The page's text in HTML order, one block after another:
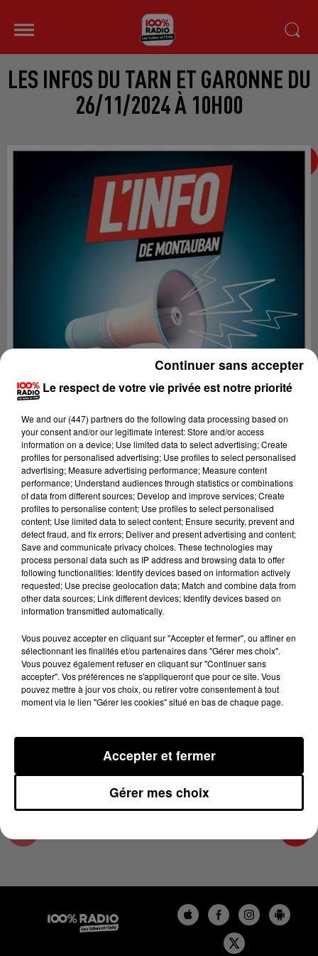
LES INFOS DU TARN ET GARONNE DU
26/11/2024 À 10H00
Lecture (2 min 22 sec)
100%
100% Radio les infos du Tarn et Garonne
26 novembre 2024 - 2 min 22 sec
LES INFOS DU TARN ET GARONNE DU
26/11/2024 À 10H00
Podcasts infos du Tarn et Garonne
Le respect de votre vie privée est notre priorité
We and our (447) partnersdo the following data processing based on
your consent and/or our legitimate interest: Store and/or access
information on a device; Use limited data to select advertising; Create
profiles for personalised advertising; Use profiles to select personalised
advertising; Measure advertising performance; Measure content
performance; Understand audiences through statistics or combinations
of data from different sources; Develop and improve services; Create
profiles to personalise content; Use profiles to select personalised
content; Use limited data to select content; Ensure security, prevent and
detect fraud, and fix errors; Deliver and present advertising and content;
Save and communicate privacy choices. These technologies may
process personal data such as IP address and browsing data to offer
following functionalities: Identify devices based on information actively
requested; Use precise geolocation data; Match and combine data from
other data sources; Link different devices; Identify devices based on
information transmitted automatically.
Vous pouvez accepter en cliquant sur "Accepter et fermer", ou affiner en
sélectionnant les finalités et/ou partenaires dans "Gérer mes choix".
Vous pouvez également refuser en cliquant sur "Continuer sans
accepter". Vos préférences ne s'appliqueront que pour ce site. Vous
pouvez mettre à jour vos choix, ou retirer votre consentement à tout
moment via le lien "Gérer les cookies" situé en bas de chaque page.
Gérer mes choix
Accepter et fermer
Continuer sans accepter